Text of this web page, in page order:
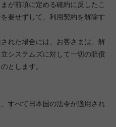
が前項に定める確約に反したこ
要せずして、利用契約を解除す
れた場合には、お客さまは、解
システムズに対して一切の賠償
とします。
すべて日本国の法令が適用され